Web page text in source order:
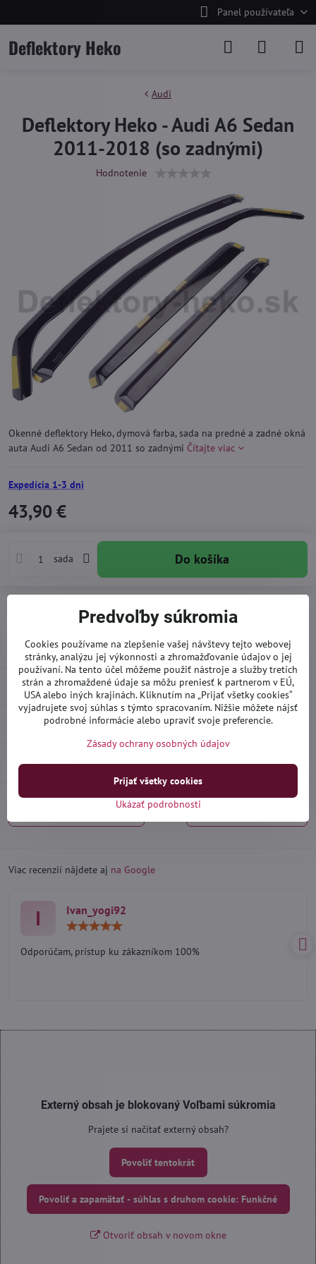
Panel používateľa
Deflektory Heko
Audi
Deflektory Heko - Audi A6 Sedan
2011-2018 (so zadnými)
Hodnotenie
Okenné deflektory Heko, dymová farba, sada na predné a zadné okná
auta Audi A6 Sedan od 2011 so zadnými Čítajte viac
Expedícia 1-3 dni
43,90 €
sada Do košíka
Výrobca:Heko
Popis
Recenzie 0
Diskusia 0
Predchádzajúci produkt Nasledujúci produkt
Viac recenzií nájdete aj na Google
I Ivan_yogi92
5
Odporúčam, prístup ku zákazníkom 100%
Externý obsah je blokovaný Voľbami súkromia
Prajete si načítať externý obsah?
Povoliť tentokrát
Povoliť a zapamätať - súhlas s druhom cookie: Funkčné
Otvoriť obsah v novom okne
Predvoľby súkromia
Cookies používame na zlepšenie vašej návštevy tejto webovej
stránky, analýzu jej výkonnosti a zhromažďovanie údajov o jej
používaní. Na tento účel môžeme použiť nástroje a služby tretích
strán a zhromaždené údaje sa môžu preniesť k partnerom v EÚ,
USA alebo iných krajinách. Kliknutím na „Prijať všetky cookies“
vyjadrujete svoj súhlas s týmto spracovaním. Nižšie môžete nájsť
podrobné informácie alebo upraviť svoje preferencie.
Zásady ochrany osobných údajov
Ukázať podrobnosti
Prijať všetky cookies